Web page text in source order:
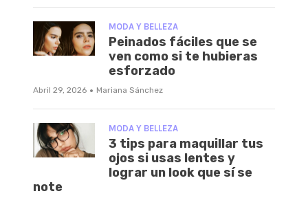
MODA Y BELLEZA
Peinados fáciles que se
ven como si te hubieras
esforzado
Abril 29, 2026 · Mariana Sánchez
MODA Y BELLEZA
3 tips para maquillar tus
ojos si usas lentes y
lograr un look que sí se
note